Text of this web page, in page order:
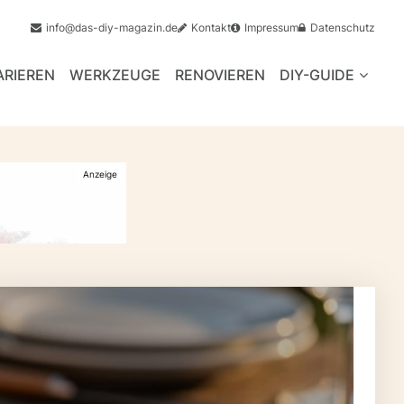
info@das-diy-magazin.de Kontakt Impressum Datenschutz
WERKZEUGE RENOVIEREN DIY-GUIDE